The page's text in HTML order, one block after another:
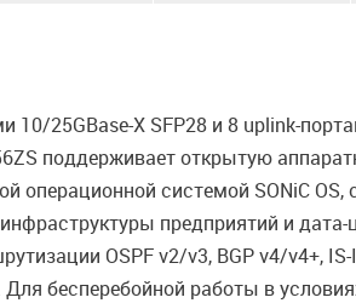
25GBase-X SFP28 и 8 uplink-
поддерживает открытую
операционной системой SONiC
предприятий и дата-
OSPF v2/v3, BGP v4/v4+,
бесперебойной работы в